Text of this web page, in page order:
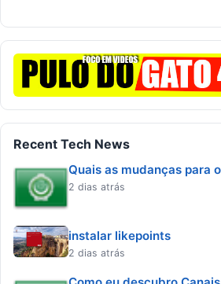
Recent Tech News
Quais as mudanças para
2 dias atrás
instalar likepoints
2 dias atrás